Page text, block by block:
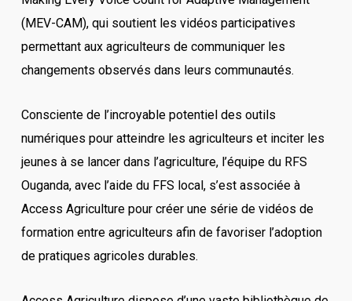
(MEV-CAM), qui soutient les vidéos participatives
permettant aux agriculteurs de communiquer les
changements observés dans leurs communautés.
Consciente de l’incroyable potentiel des outils
numériques pour atteindre les agriculteurs et inciter les
jeunes à se lancer dans l’agriculture, l’équipe du RFS
Ouganda, avec l’aide du FFS local, s’est associée à
Access Agriculture pour créer une série de vidéos de
formation entre agriculteurs afin de favoriser l’adoption
de pratiques agricoles durables.